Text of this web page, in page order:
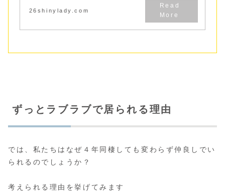
26shinylady.com
ずっとラブラブで居られる理由
では、私たちはなぜ４年同棲しても変わらず仲良しでい
られるのでしょうか？
考えられる理由を挙げてみます